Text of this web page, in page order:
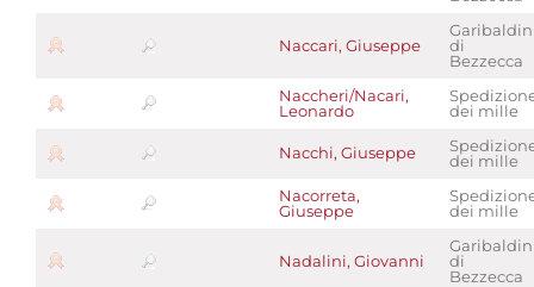
Naccari, Giuseppe
di
Bezzecca
Naccheri/Nacari,
Leonardo
dei mille
Nacchi, Giuseppe
dei mille
Nacorreta,
Giuseppe
dei mille
Nadalini, Giovanni
di
Bezzecca